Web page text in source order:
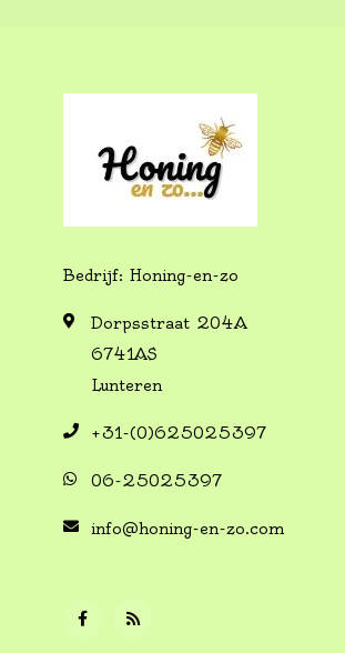
Bedrijf: Honing-en-zo
Dorpsstraat 204A
6741AS
Lunteren
+31-(0)625025397
06-25025397
info@honing-en-zo.com